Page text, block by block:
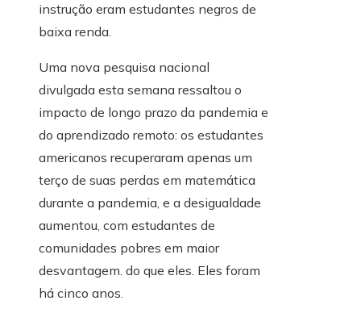
instrução eram estudantes negros de
baixa renda.
Uma nova pesquisa nacional
divulgada esta semana ressaltou o
impacto de longo prazo da pandemia e
do aprendizado remoto: os estudantes
americanos recuperaram apenas um
terço de suas perdas em matemática
durante a pandemia, e a desigualdade
aumentou, com estudantes de
comunidades pobres em maior
desvantagem. do que eles. Eles foram
há cinco anos.